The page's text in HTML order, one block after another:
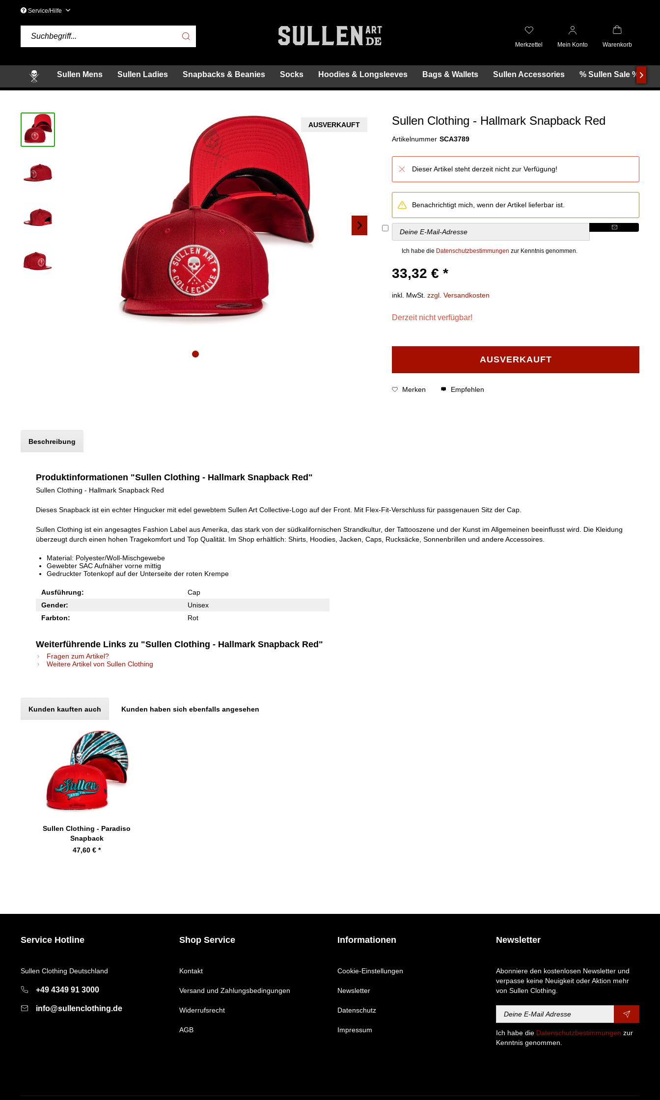
Service/Hilfe
Merkzettel Mein Konto Warenkorb
Sullen Mens Sullen Ladies Snapbacks & Beanies Socks Hoodies & Longsleeves Bags & Wallets Sullen Accessories % Sullen Sale % 
AUSVERKAUFT Sullen Clothing - Hallmark Snapback Red
Artikelnummer SCA3789
Dieser Artikel steht derzeit nicht zur Verfügung!
Benachrichtigt mich, wenn der Artikel lieferbar ist.
Ich habe die Datenschutzbestimmungen zur Kenntnis genommen.
33,32 € *
inkl. MwSt. zzgl. Versandkosten
Derzeit nicht verfügbar!
AUSVERKAUFT
Merken Empfehlen
Beschreibung
Produktinformationen "Sullen Clothing - Hallmark Snapback Red"
Sullen Clothing - Hallmark Snapback Red
Dieses Snapback ist ein echter Hingucker mit edel gewebtem Sullen Art Collective-Logo auf der Front. Mit Flex-Fit-Verschluss für passgenauen Sitz der Cap.
Sullen Clothing ist ein angesagtes Fashion Label aus Amerika, das stark von der südkalifornischen Strandkultur, der Tattooszene und der Kunst im Allgemeinen beeinflusst wird. Die Kleidung
überzeugt durch einen hohen Tragekomfort und Top Qualität. Im Shop erhältlich: Shirts, Hoodies, Jacken, Caps, Rucksäcke, Sonnenbrillen und andere Accessoires.
Material: Polyester/Woll-Mischgewebe
Gewebter SAC Aufnäher vorne mittig
Gedruckter Totenkopf auf der Unterseite der roten Krempe
Ausführung:
Cap
Gender:
Unisex
Farbton:
Rot
Weiterführende Links zu "Sullen Clothing - Hallmark Snapback Red"
Fragen zum Artikel?
Weitere Artikel von Sullen Clothing
Kunden kauften auch Kunden haben sich ebenfalls angesehen
Sullen Clothing - Paradiso
Snapback
47,60 € *
Service Hotline
Sullen Clothing Deutschland
+49 4349 91 3000
info@sullenclothing.de
Shop Service
Kontakt
Versand und Zahlungsbedingungen
Widerrufsrecht
AGB
Informationen
Cookie-Einstellungen
Newsletter
Datenschutz
Impressum
Newsletter
Abonniere den kostenlosen Newsletter und
verpasse keine Neuigkeit oder Aktion mehr
von Sullen Clothing.
Ich habe die Datenschutzbestimmungen zur
Kenntnis genommen.